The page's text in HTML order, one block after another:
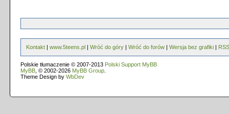
Kontakt | www.5teens.pl | Wróć do góry | Wróć do forów | Wersja bez grafiki | RSS
Polskie tłumaczenie © 2007-2013 Polski Support MyBB
MyBB , © 2002-2026 MyBB Group
Theme Design by WbDev